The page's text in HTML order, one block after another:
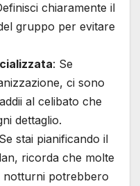
chiaramente il
gruppo per evitare
: Se
ci sono
al celibato che
dettaglio.
stai pianificando il
ricorda che molte
notturni potrebbero